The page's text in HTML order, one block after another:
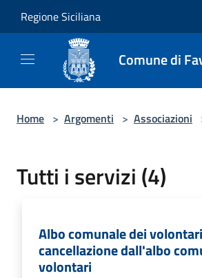
Regione Siciliana
Comune di
Home > Argomenti > Associazioni
Tutti i servizi (4)
Albo comunale dei
cancellazione dall'albo
volontari